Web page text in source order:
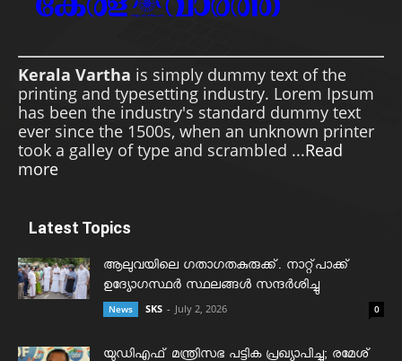
Kerala Vartha is simply dummy text of the
printing and typesetting industry. Lorem Ipsum
has been the industry's standard dummy text
ever since the 1500s, when an unknown printer
took a galley of type and scrambled ...Read
more
Latest Topics
ആലുവയിലെ ഗതാഗതകുരുക്ക്. നാറ്റ്പാക്ക്
ഉദ്യോഗസ്ഥർ സ്ഥലങ്ങൾ സന്ദർശിച്ചു
News SKS - July 2, 2026 0
യുഡിഎഫ് മന്ത്രിസഭ പട്ടിക പ്രഖ്യാപിച്ചു; രമേശ്